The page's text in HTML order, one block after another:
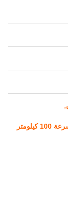
عربة السكك الحديدية عالية السرعة 100 كيلومتر